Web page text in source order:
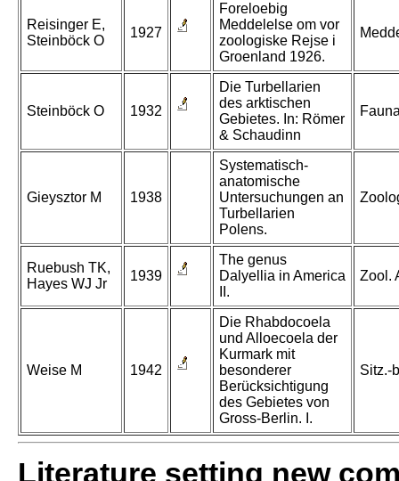
Reisinger E,
Steinböck O
1927
Foreloebig
Meddelelse om vor
zoologiske Rejse i
Groenland 1926.
Steinböck O 1932
Die Turbellarien
des arktischen
Gebietes. In: Römer
& Schaudinn
Gieysztor M 1938
Systematisch-
anatomische
Untersuchungen an
Turbellarien
Polens.
Ruebush TK,
Hayes WJ Jr
1939
The genus
Dalyellia in America
II.
Zool.
Weise M 1942
Die Rhabdocoela
und Alloecoela der
Kurmark mit
besonderer
Berücksichtigung
des Gebietes von
Gross-Berlin. I.
Sitz.-
Literature setting new